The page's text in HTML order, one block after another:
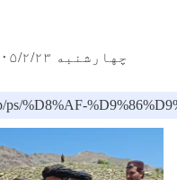
چهارشنبه ۱۴۰۵/۲/۲۳ - ۱۵:۸
ps/%D8%AF-